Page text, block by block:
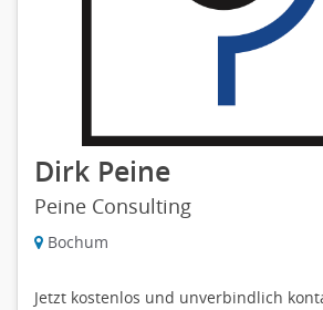
Dirk Peine
Peine Consulting
Bochum
Jetzt kostenlos und unverbindlich